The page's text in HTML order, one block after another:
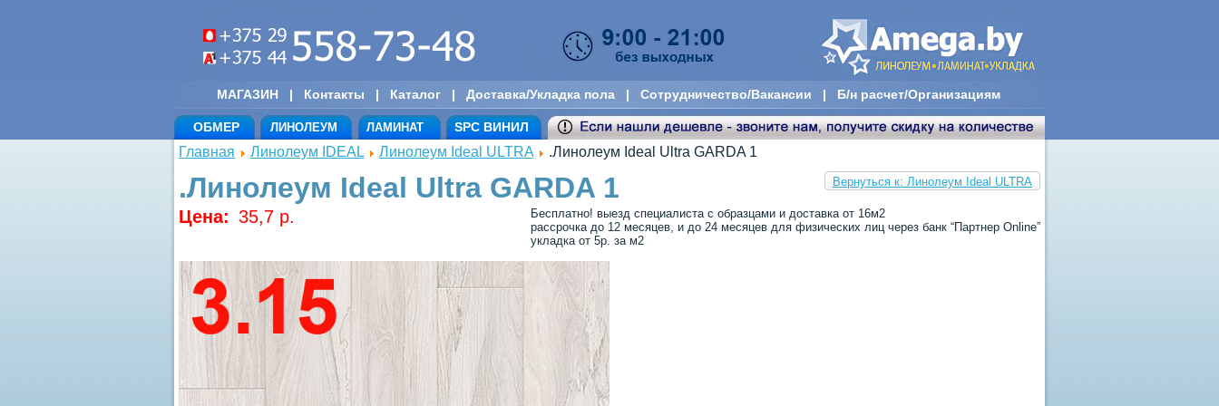
МАГАЗИН | Контакты | Каталог | Доставка/Укладка пола | Сотрудничество/Вакансии | Б/н расчет/Организациям
ОБМЕР ЛИНОЛЕУМ ЛАМИНАТ SPC ВИНИЛ
Главная Линолеум IDEAL Линолеум Ideal ULTRA .Линолеум Ideal Ultra GARDA 1
Вернуться к: Линолеум Ideal ULTRA
.Линолеум Ideal Ultra GARDA 1
Бесплатно! выезд специалиста с образцами и доставка от 16м2
рассрочка до 12 месяцев, и до 24 месяцев для физических лиц через банк “Партнер Online”
укладка от 5р. за м2
Цена: 35,7 p.